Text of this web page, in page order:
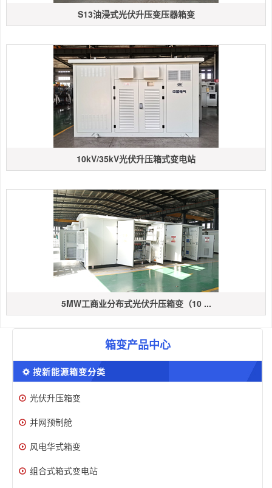
S13油浸式光伏升压变压器箱变
10kV/35kV光伏升压箱式变电站
5MW工商业分布式光伏升压箱变（10 ...
箱变产品中心
按新能源箱变分类
光伏升压箱变
并网预制舱
风电华式箱变
组合式箱式变电站